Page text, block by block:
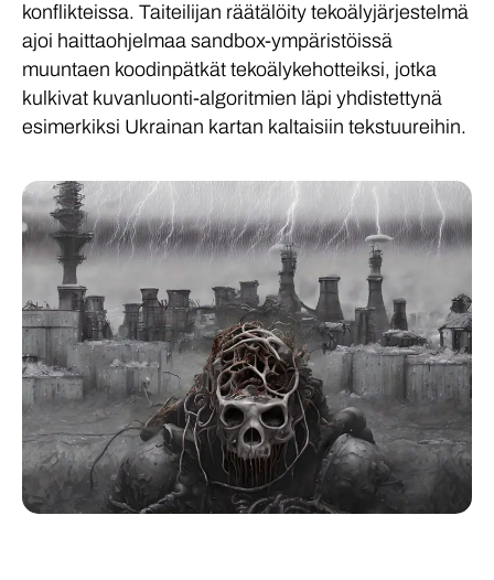
konflikteissa. Taiteilijan räätälöity tekoälyjärjestelmä
ajoi haittaohjelmaa sandbox-ympäristöissä
muuntaen koodinpätkät tekoälykehotteiksi, jotka
kulkivat kuvanluonti-algoritmien läpi yhdistettynä
esimerkiksi Ukrainan kartan kaltaisiin tekstuureihin.